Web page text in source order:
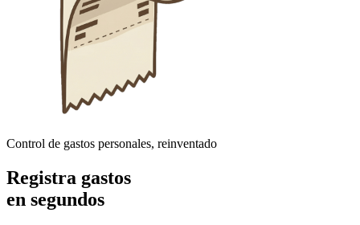
Control de gastos personales, reinventado
Registra gastos
en segundos